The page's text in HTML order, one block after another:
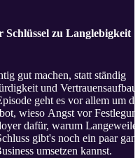
Schlüssel zu Langlebigkeit
gut machen, statt ständig
und Vertrauensaufbau
geht es vor allem um
wieso Angst vor
dafür, warum Langeweile
gibt's noch ein paar
umsetzen kannst.